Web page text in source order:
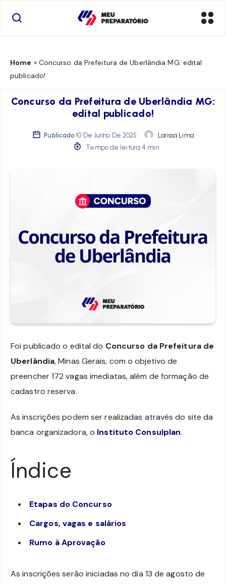
Home » Concurso da Prefeitura de Uberlândia MG: edital
publicado!
Concurso da Prefeitura de Uberlândia MG:
edital publicado!
Publicado 10 De Junho De 2025
Larissa Lima
Tempo de leitura: 4 min
Foi publicado o edital do Concurso da Prefeitura de
Uberlândia, Minas Gerais, com o objetivo de
preencher 172 vagas imediatas, além de formação de
cadastro reserva.
As inscrições podem ser realizadas através do site da
banca organizadora, o Instituto Consulplan.
Índice
Etapas do Concurso
Cargos, vagas e salários
Rumo à Aprovação
As inscrições serão iniciadas no dia 13 de agosto de